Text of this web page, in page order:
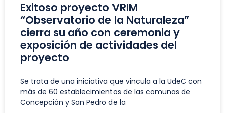
Exitoso proyecto VRIM
“Observatorio de la Naturaleza”
cierra su año con ceremonia y
exposición de actividades del
proyecto
Se trata de una iniciativa que vincula a la UdeC con
más de 60 establecimientos de las comunas de
Concepción y San Pedro de la